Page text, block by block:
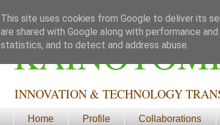
INNOVATION & TECHNOLOGY
Home Profile Collaborations
This site uses cookies from Google to deliver its
are shared with Google along with performance
statistics, and to detect and address abuse.